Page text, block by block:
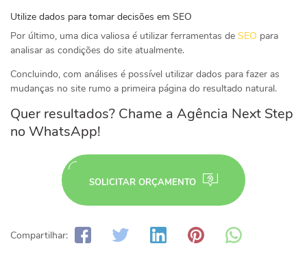
Utilize dados para tomar decisões em SEO
Por último, uma dica valiosa é utilizar ferramentas de SEO para
analisar as condições do site atualmente.
Concluindo, com análises é possível utilizar dados para fazer as
mudanças no site rumo a primeira página do resultado natural.
Quer resultados? Chame a Agência Next Step
no WhatsApp!
SOLICITAR ORÇAMENTO
Compartilhar: